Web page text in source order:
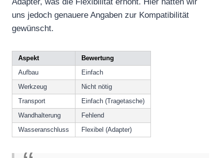
uns jedoch genauere Angaben zur Kompatibilität
gewünscht.
Aspekt
Bewertung
Aufbau
Einfach
Werkzeug
Nicht nötig
Transport
Einfach (Tragetasche)
Wandhalterung
Fehlend
Wasseranschluss
Flexibel (Adapter)